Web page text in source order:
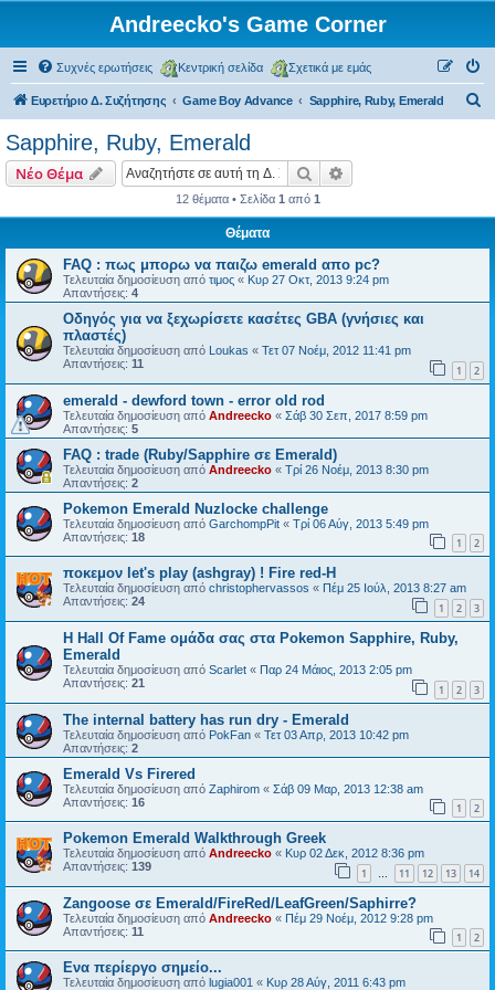
Andreecko's Game Corner
Συχνές ερωτήσεις Κεντρική σελίδα Σχετικά με εμάς
Ευρετήριο Δ. Συζήτησης Game Boy Advance Sapphire, Ruby, Emerald
Sapphire, Ruby, Emerald
Νέο Θέμα Αναζήτηση
12 θέματα • Σελίδα 1 από 1
Θέματα
FAQ : πως μπορω να παιζω emerald απο pc?
Τελευταία δημοσίευση από τιμος « Κυρ 27 Οκτ, 2013 9:24 pm
Απαντήσεις: 4
Οδηγός για να ξεχωρίσετε κασέτες GBA (γνήσιες και
πλαστές)
Τελευταία δημοσίευση από Loukas « Τετ 07 Νοέμ, 2012 11:41 pm
Απαντήσεις: 11 1 2
emerald - dewford town - error old rod
Τελευταία δημοσίευση από Andreecko « Σάβ 30 Σεπ, 2017 8:59 pm
Απαντήσεις: 5
FAQ : trade (Ruby/Sapphire σε Emerald)
Τελευταία δημοσίευση από Andreecko « Τρί 26 Νοέμ, 2013 8:30 pm
Απαντήσεις: 2
Pokemon Emerald Nuzlocke challenge
Τελευταία δημοσίευση από GarchompPit « Τρί 06 Αύγ, 2013 5:49 pm
Απαντήσεις: 18 1 2
ποκεμον let's play (ashgray) ! Fire red-H
Τελευταία δημοσίευση από christophervassos « Πέμ 25 Ιούλ, 2013 8:27 am
Απαντήσεις: 24 1 2 3
Η Hall Of Fame ομάδα σας στα Pokemon Sapphire, Ruby,
Emerald
Τελευταία δημοσίευση από Scarlet « Παρ 24 Μάιος, 2013 2:05 pm
Απαντήσεις: 21 1 2 3
The internal battery has run dry - Emerald
Τελευταία δημοσίευση από PokFan « Τετ 03 Απρ, 2013 10:42 pm
Απαντήσεις: 2
Emerald Vs Firered
Τελευταία δημοσίευση από Zaphirom « Σάβ 09 Μαρ, 2013 12:38 am
Απαντήσεις: 16 1 2
Pokemon Emerald Walkthrough Greek
Τελευταία δημοσίευση από Andreecko « Κυρ 02 Δεκ, 2012 8:36 pm
Απαντήσεις: 139 1 … 11 12 13 14
Zangoose σε Emerald/FireRed/LeafGreen/Saphirre?
Τελευταία δημοσίευση από Andreecko « Πέμ 29 Νοέμ, 2012 9:28 pm
Απαντήσεις: 11 1 2
Ενα περίεργο σημείο...
Τελευταία δημοσίευση από lugia001 « Κυρ 28 Αύγ, 2011 6:43 pm